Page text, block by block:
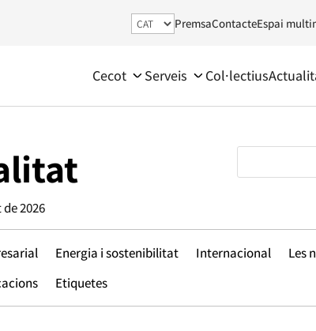
PremsaContacteEspai
Cecot Serveis Col·lectius
2026
Energia i sostenibilitat Internacional
Les
Etiquetes